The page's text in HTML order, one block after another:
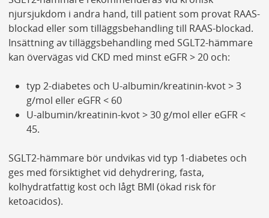
njursjukdom i andra hand, till patient som provat RAAS-
blockad eller som tilläggsbehandling till RAAS-blockad.
Insättning av tilläggsbehandling med SGLT2-hämmare
kan övervägas vid CKD med minst eGFR > 20 och:
typ 2-diabetes och U-albumin/kreatinin-kvot > 3
g/mol eller eGFR < 60
U-albumin/kreatinin-kvot > 30 g/mol eller eGFR <
45.
SGLT2-hämmare bör undvikas vid typ 1-diabetes och
ges med försiktighet vid dehydrering, fasta,
kolhydratfattig kost och lågt BMI (ökad risk för
ketoacidos).